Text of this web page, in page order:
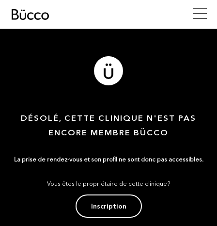
DÉSOLÉ, CETTE CLINIQUE N'EST PAS
ENCORE MEMBRE BÜCCO
La prise de rendez-vous et son profil ne sont donc pas accessibles.
Vous êtes le propriétaire de cette clinique?
Inscription